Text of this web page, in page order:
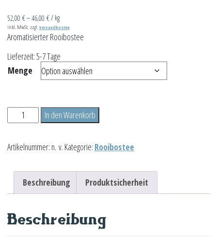
52,00 €–46,00 €/ kg
inkl. MwSt. zzgl. Versandkosten
Aromatisierter Rooibostee
Lieferzeit:5-7 Tage
Menge
Orange-
Vanille
In den Warenkorb
Artikelnummer: n. v. Kategorie: Rooibostee
Beschreibung Produktsicherheit
Beschreibung